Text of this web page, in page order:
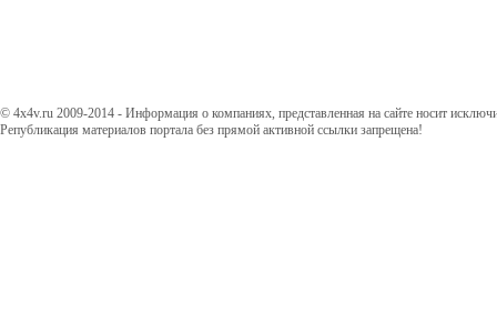
© 4x4v.ru 2009-2014 - Информация о компаниях, представленная на сайте носит
Републикация материалов портала без прямой активной ссылки запрещена!